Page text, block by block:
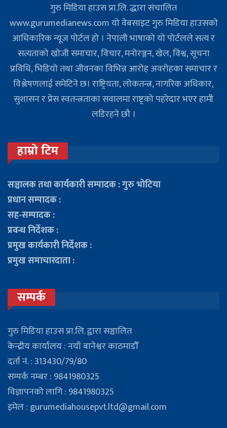
गुरु मिडिया हाउस प्रा.लि. द्धारा संचालित
www.gurumedianews.com यो वेबसाइट गुरु मिडिया हाउसकाे
आधिकारिक न्यूज पोर्टल हो । नेपाली भाषाको यो पोर्टलले सत्य र
सत्यताको खोजी समाचार, विचार, मनोरञ्जन, खेल, विश्व, सूचना
प्रविधि, भिडियो तथा जीवनका विभिन्न आरोह अवरोहका समाचार र
विश्लेषणलाई समेटिने छ। राष्ट्रियता, लोकतन्त्र, नागरिक अधिकार,
सुशासन र प्रेस स्वतन्त्रताका सवालमा राष्ट्रको पहरेदार भएर हामी
लडिरहने छौ ।
हाम्रो टिम
सञ्चालक तथा कार्यकारी सम्पादक : गुरु भोटिया
प्रधान सम्पादक :
सह-सम्पादक :
प्रवन्ध निर्देशक :
प्रमुख कार्यकारी निर्देशक :
प्रमुख समाचारदाता :
सम्पर्क
गुरु मिडिया हाउस प्रा.लि. द्वारा सञ्चालित
केन्द्रीय कार्यालय : नयाँ बानेश्वर काठमाडौँ
दर्ता नं. : 313430/79/80
सम्पर्क नम्बर : 9841980325
विज्ञापनको लागि : 9841980325
इमेल : gurumediahousepvt.ltd@gmail.com